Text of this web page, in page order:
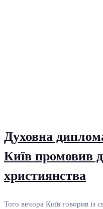
Духовна
Київ промовив
християнства
Того вечора Київ говорив із